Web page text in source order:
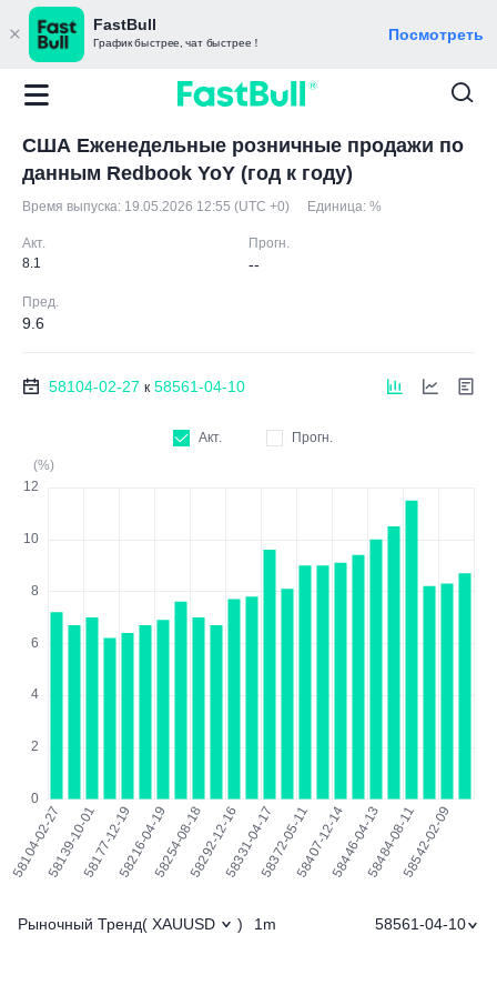
FastBull
График быстрее, чат быстрее！ Посмотреть
США Еженедельные розничные продажи по
данным Redbook YoY (год к году)
Время выпуска: 19.05.2026 12:55 (UTC +0) Единица: %
Акт.
8.1
Прогн.
--
Пред.
9.6
58104-02-27 к 58561-04-10
Акт.
Прогн.
(%)
Рыночный Тренд( XAUUSD ) 1m 58561-04-10